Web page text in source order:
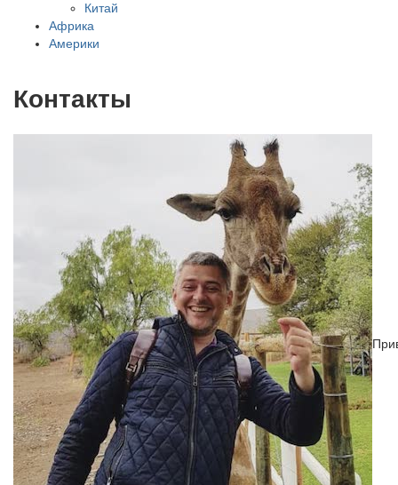
Китай
Африка
Америки
Контакты